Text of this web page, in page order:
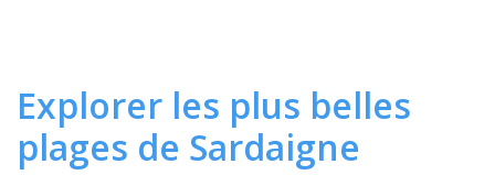
Explorer les plus belles
plages de Sardaigne